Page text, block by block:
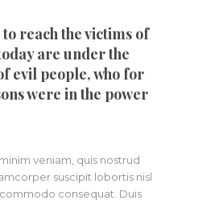
reach the victims of
are under the
evil people, who for
were in the power
veniam, quis nostrud
suscipit lobortis nisl
consequat. Duis